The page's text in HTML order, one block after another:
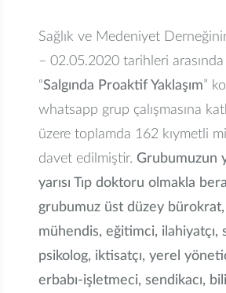
Sağlık ve Medeniyet
– 02.05.2020 tarihleri
“Salgında Proaktif Yaklaşım”
whatsapp grup çalışmasına
üzere toplamda 162 kıymetli
davet edilmiştir.Grubumuzun
yarısı Tıp doktoru olmakla
grubumuz üst düzey
mühendis, eğitimci, ilahiyatçı,
psikolog, iktisatçı, yerel
erbabı-işletmeci, sendikacı,